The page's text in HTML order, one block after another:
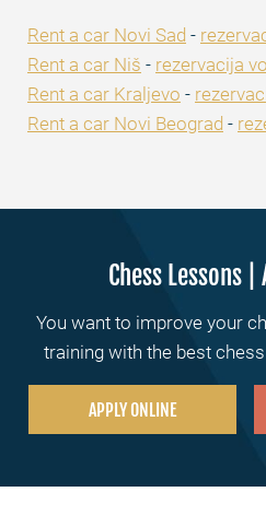
Rent a car Novi Sad -
Rent a car Niš - rezervacija
Rent a car Kraljevo -
Rent a car Novi Beograd -
Chess Lessons
You want to improve your
training with the best
APPLY ONLINE